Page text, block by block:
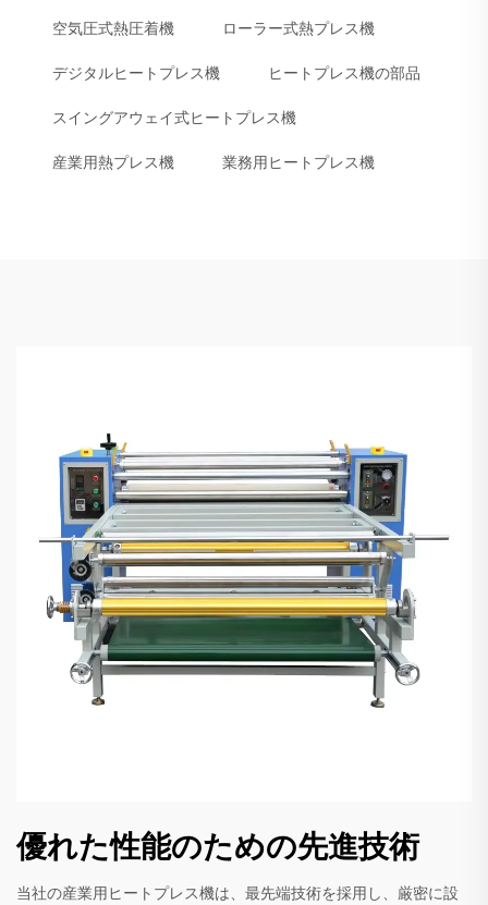
空気圧式熱圧着機 ローラー式熱プレス機
デジタルヒートプレス機 ヒートプレス機の部品
スイングアウェイ式ヒートプレス機
産業用熱プレス機 業務用ヒートプレス機
優れた性能のための先進技術
当社の産業用ヒートプレス機は、最先端技術を採用し、厳密に設